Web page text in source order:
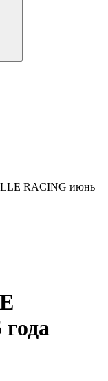
RACING июнь